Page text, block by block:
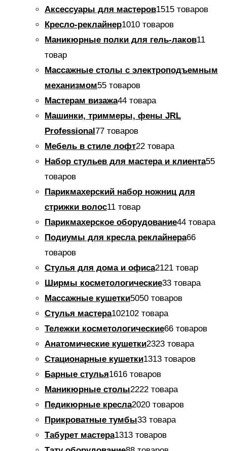
Аксессуары для мастеров1515 товаров
Кресло-реклайнер1010 товаров
Маникюрные полки для гель-лаков11
товар
Массажные столы с электроподъемным
механизмом55 товаров
Мастерам визажа44 товара
Машинки, триммеры, фены JRL
Professional 77 товаров
Мебель в стиле лофт22 товара
Набор стульев для мастера и клиента55
товаров
Парикмахерский набор ножниц для
стрижки волос11 товар
Парикмахерское оборудование44 товара
Подиумы для кресла реклайнера66
товаров
Стулья для дома и офиса2121 товар
Ширмы косметологические33 товара
Массажные кушетки5050 товаров
Стулья мастера102102 товара
Тележки косметологические66 товаров
Анатомические кушетки2323 товара
Стационарные кушетки1313 товаров
Барные стулья1616 товаров
Маникюрные столы2222 товара
Педикюрные кресла2020 товаров
Прикроватные тумбы33 товара
Табурет мастера1313 товаров